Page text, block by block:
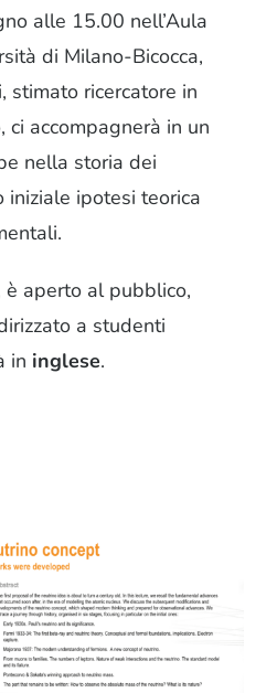
alle 15.00 nell’Aula
di Milano-Bicocca,
stimato ricercatore in
ci accompagnerà in un
nella storia dei
iniziale ipotesi teorica
è aperto al pubblico,
a studenti
in inglese.